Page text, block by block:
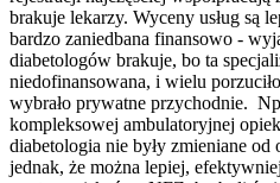
brakuje lekarzy. Wyceny usług są
bardzo zaniedbana finansowo -
diabetologów brakuje, bo ta
niedofinansowana, i wielu
wybrało prywatne przychodnie.
kompleksowej ambulatoryjnej
diabetologia nie były zmieniane od
jednak, że można lepiej,